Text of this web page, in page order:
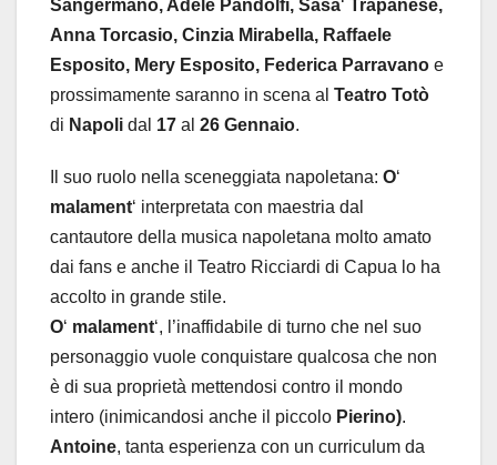
Sangermano, Adele Pandolfi, Sasa‘ Trapanese,
Anna Torcasio, Cinzia Mirabella, Raffaele
Esposito, Mery Esposito, Federica Parravano e
prossimamente saranno in scena al Teatro Totò
di Napoli dal 17 al 26 Gennaio.
Il suo ruolo nella sceneggiata napoletana: O‘
malament‘ interpretata con maestria dal
cantautore della musica napoletana molto amato
dai fans e anche il Teatro Ricciardi di Capua lo ha
accolto in grande stile.
O‘ malament‘, l’inaffidabile di turno che nel suo
personaggio vuole conquistare qualcosa che non
è di sua proprietà mettendosi contro il mondo
intero (inimicandosi anche il piccolo Pierino).
Antoine, tanta esperienza con un curriculum da